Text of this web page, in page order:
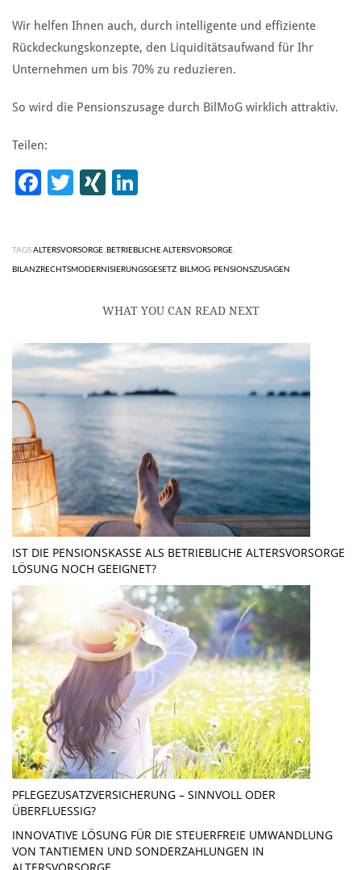
Wir helfen Ihnen auch, durch intelligente und effiziente
Rückdeckungskonzepte, den Liquiditätsaufwand für Ihr
Unternehmen um bis 70% zu reduzieren.
So wird die Pensionszusage durch BilMoG wirklich attraktiv.
Teilen:
Facebook
Twitter
XING
TAGSALTERSVORSORGE BETRIEBLICHE ALTERSVORSORGE
BILANZRECHTSMODERNISIERUNGSGESETZ BILMOG PENSIONSZUSAGEN
WHAT YOU CAN READ NEXT
IST DIE PENSIONSKASSE ALS BETRIEBLICHE ALTERSVORSORGE
LÖSUNG NOCH GEEIGNET?
PFLEGEZUSATZVERSICHERUNG – SINNVOLL ODER
ÜBERFLUESSIG?
INNOVATIVE LÖSUNG FÜR DIE STEUERFREIE UMWANDLUNG
VON TANTIEMEN UND SONDERZAHLUNGEN IN